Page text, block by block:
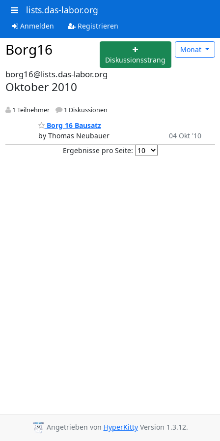
lists.das-labor.org
Anmelden Registrieren
Borg16
Diskussionsstrang
Monat
borg16@lists.das-labor.org
Oktober 2010
1 Teilnehmer 1 Diskussionen
Borg 16 Bausatz
by Thomas Neubauer
04 Okt '10
Ergebnisse pro Seite:
Angetrieben von HyperKittyVersion 1.3.12.